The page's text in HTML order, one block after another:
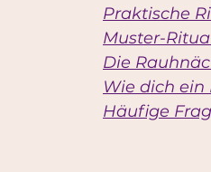
Praktische
Muster-
Die
Wie dich
Häufige